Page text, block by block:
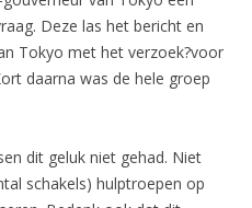
Deze las het bericht en
Tokyo met het verzoek?voor
daarna was de hele groep
dit geluk niet gehad. Niet
schakels) hulptroepen op